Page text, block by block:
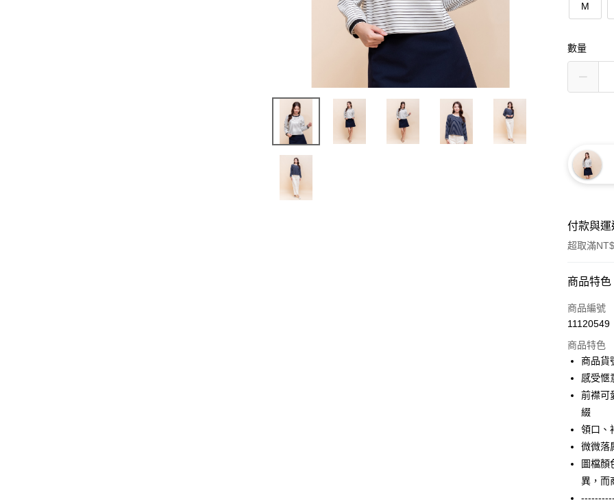
M
數量
付款與
超取滿
付款方式
信用卡一
3 期
合作金
華南商
國泰世
臺灣中
匯豐（
聯邦商
元大商
LINE Pay
街口支付
相關說明
【關於「
AFTEE先
ATM付款
商品特色
商品編號
11120549
商品特色
商品
感受愜
前襟可
綴
領口、
微微落
圖檔顏
異，而